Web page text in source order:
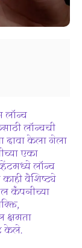
लॉन्च
लॉन्चची
दावा केला गेला
एका
लॉन्च
वैशिष्ट्ये
कंपनीच्या
क्षमता
केले.